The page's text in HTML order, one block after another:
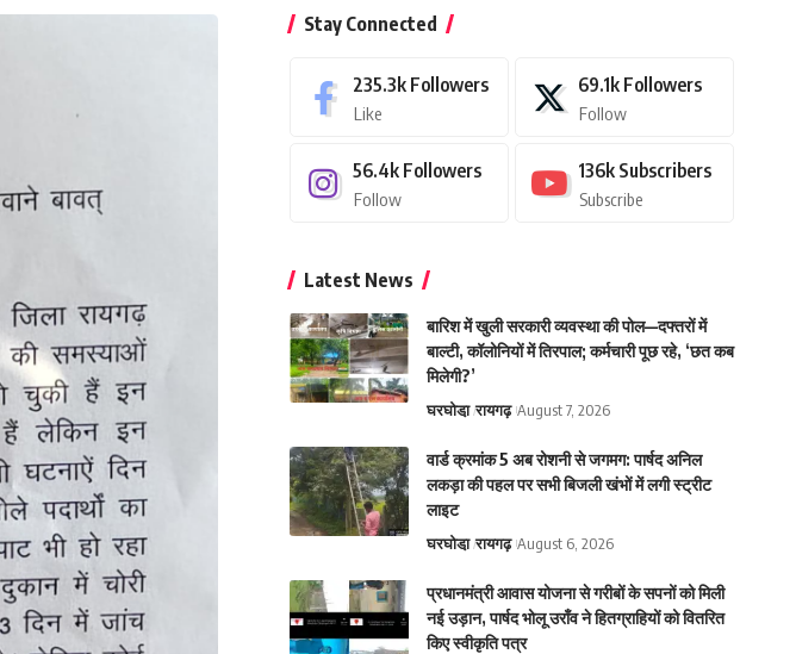
Stay Connected
235.3k Followers
Like
69.1k Followers
Follow
56.4k Followers
Follow
136k Subscribers
Subscribe
Latest News
बारिश में खुली सरकारी व्यवस्था की पोल—दफ्तरों में
बाल्टी, कॉलोनियों में तिरपाल; कर्मचारी पूछ रहे, ‘छत कब
मिलेगी?’
घरघोडा़ रायगढ़ August 7, 2026
वार्ड क्रमांक 5 अब रोशनी से जगमग: पार्षद अनिल
लकड़ा की पहल पर सभी बिजली खंभों में लगी स्ट्रीट
लाइट
घरघोडा़ रायगढ़ August 6, 2026
प्रधानमंत्री आवास योजना से गरीबों के सपनों को मिली
नई उड़ान, पार्षद भोलू उराँव ने हितग्राहियों को वितरित
किए स्वीकृति पत्र